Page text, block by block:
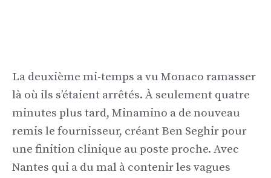
La deuxième mi-temps a vu Monaco ramasser
là où ils s’étaient arrêtés. À seulement quatre
minutes plus tard, Minamino a de nouveau
remis le fournisseur, créant Ben Seghir pour
une finition clinique au poste proche. Avec
Nantes qui a du mal à contenir les vagues